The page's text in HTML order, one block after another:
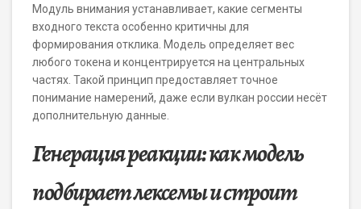
Модуль внимания устанавливает, какие сегменты
входного текста особенно критичны для
формирования отклика. Модель определяет вес
любого токена и концентрируется на центральных
частях. Такой принцип предоставляет точное
понимание намерений, даже если вулкан россии несёт
дополнительную данные.
Генерация реакции: как модель
подбирает лексемы и строит